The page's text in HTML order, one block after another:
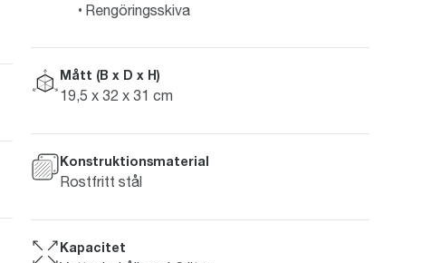
Rengöringsskiva
Mått (B x D x H)
19,5 x 32 x 31 cm
Konstruktionsmaterial
Rostfritt stål
Kapacitet